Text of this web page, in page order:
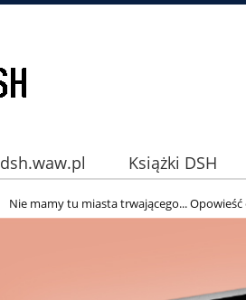
dsh.waw.pl Książki DSH
Nie mamy tu miasta trwającego... Opowieść